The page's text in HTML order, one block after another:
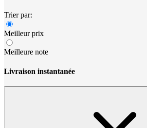
Trier par:
Meilleur prix
Meilleure note
Livraison instantanée